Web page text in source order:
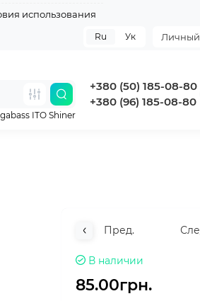
использования
Ru Ук
+380 (50) 185-08-80
+380 (96) 185-08-80
ITO Shiner
Пред.
В наличии
85.00грн.